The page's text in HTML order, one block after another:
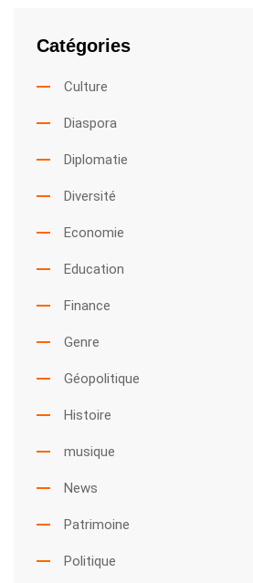
Catégories
Culture
Diaspora
Diplomatie
Diversité
Economie
Education
Finance
Genre
Géopolitique
Histoire
musique
News
Patrimoine
Politique